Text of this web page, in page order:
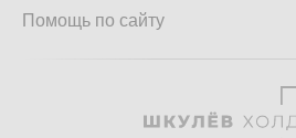
Помощь по сайту